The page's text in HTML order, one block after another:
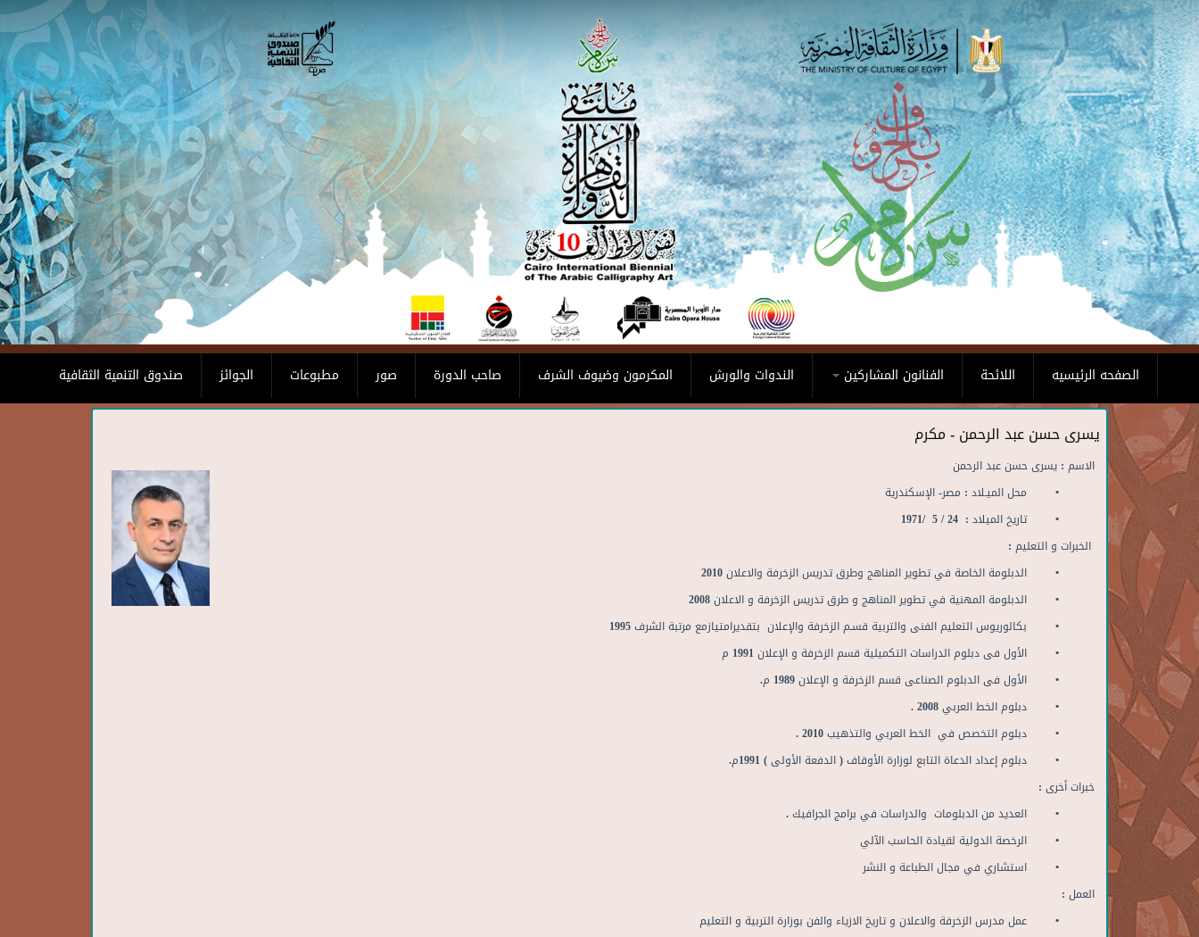
Skip to main content
صندوق التنمية الثقافية الجوائز مطبوعات صور صاحب الدورة المكرمون وضيوف الشرف الندوات والورش الفنانون المشاركين اللائحة الصفحه الرئيسيه
يسرى حسن عبد الرحمن - مكرم
الاسم : يسرى حسن عبد الرحمن
• محل الميـلاد : مصر- الإسكندرية
• تاريخ الميلاد : 24 / 5 /1971
الخبرات و التعليم :
• الدبلومة الخاصة في تطوير المناهج وطرق تدريس الزخرفة والاعلان 2010
• الدبلومة المهنية في تطوير المناهج و طرق تدريس الزخرفة و الاعلان 2008
• بكالوريوس التعليم الفنى والتربية قسـم الزخرفة والإعلان بتقديرامتيازمع مرتبة الشرف 1995
• الأول فى دبلوم الدراسات التكميلية قسم الزخرفة و الإعلان 1991 م
• الأول فى الدبلوم الصناعى قسم الزخرفة و الإعلان 1989 م.
• دبلوم الخط العربي 2008 .
• دبلوم التخصص في الخط العربي والتذهيب 2010 .
• دبلوم إعداد الدعاة التابع لوزارة الأوقاف ( الدفعة الأولى ) 1991م.
خبراتأخرى :
• العديد من الدبلومات والدراسات في برامج الجرافيك .
• الرخصة الدولية لقيادة الحاسب الآلي
• استشاري في مجال الطباعة و النشر
العمل :
• عمل مدرس الزخرفة والاعلان و تاريخ الازياء والفن بوزارة التربية و التعليم